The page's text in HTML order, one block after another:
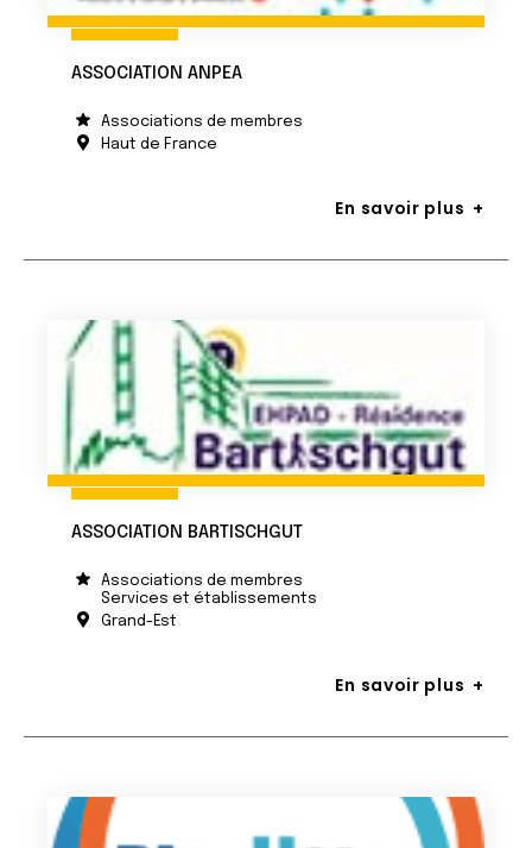
ASSOCIATION ANPEA
Associations de membres
Haut de France
En savoir plus
ASSOCIATION BARTISCHGUT
Associations de membres
Services et établissements
Grand-Est
En savoir plus